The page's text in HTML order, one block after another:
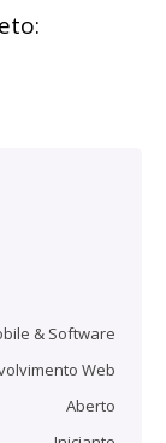
& Software
Web
Aberto